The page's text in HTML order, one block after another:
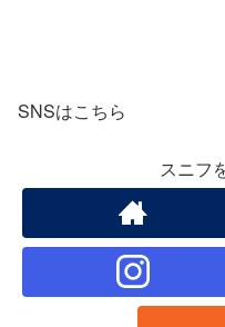
SNSはこちら
スニフ